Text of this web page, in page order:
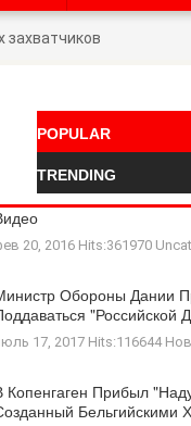
POPULAR
TRENDING
20, 2016 Hits:361970
Обороны Дании
"российской
17, 2017 Hits:116644
Копенгаген Прибыл
Бельгийскими